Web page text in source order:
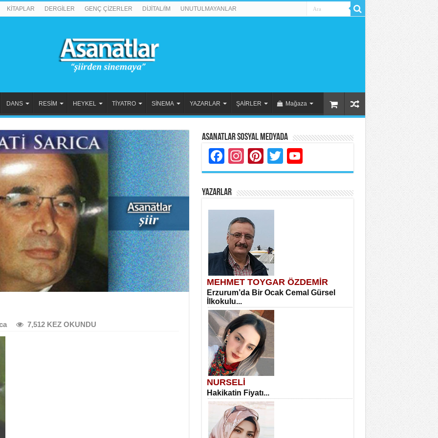
KİTAPLAR DERGİLER GENÇ ÇİZERLER DİJİTAL/İM UNUTULMAYANLAR
DANS RESİM HEYKEL TİYATRO SİNEMA YAZARLAR ŞAİRLER Mağaza
7,512 KEZ OKUNDU
Asanatlar Sosyal Medyada
Facebook
Instagram
Pinterest
Twitter
YAZARLAR
MEHMET TOYGAR ÖZDEMİR
Erzurum’da Bir Ocak Cemal Gürsel
İlkokulu...
NURSELİ
Hakikatin Fiyatı...